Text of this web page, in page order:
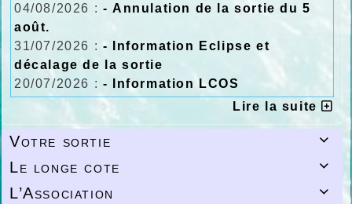
04/08/2026 : - Annulation de la sortie du 5
août.
31/07/2026 : - Information Eclipse et
décalage de la sortie
20/07/2026 : - Information LCOS
Lire la suite

Votre sortie

Le longe cote

L’Association